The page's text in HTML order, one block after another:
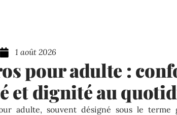
1 août 2026
pour adulte :
et dignité au
adulte, souvent désigné sous le terme